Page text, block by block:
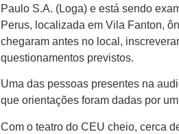
Paulo S.A. (Loga) e está sendo
Perus, localizada em Vila Fanton,
chegaram antes no local,
questionamentos previstos.
Uma das pessoas presentes na
que orientações foram dadas por
Com o teatro do CEU cheio, cerca